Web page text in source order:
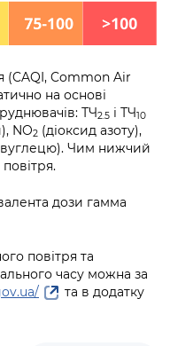
(CAQI, Common Air
на основі
ТЧ2.5 і ТЧ10
NO2 (діоксид азоту),
Чим нижчий
дози гамма
повітря та
часу можна за
та в додатку